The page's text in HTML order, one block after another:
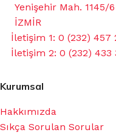
Yenişehir Mah. 1145/
İZMİR
İletişim 1: 0 (232) 457
İletişim 2: 0 (232) 433
Kurumsal
Hakkımızda
Sıkça Sorulan Sorular